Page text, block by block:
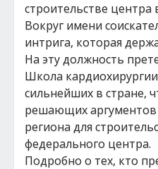
строительстве центра
Вокруг имени
интрига, которая
На эту должность
Школа
сильнейших в стране,
решающих
региона для
федерального центра.
Подробно о тех, кто